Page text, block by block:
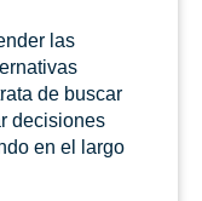
las
de buscar
decisiones
en el largo